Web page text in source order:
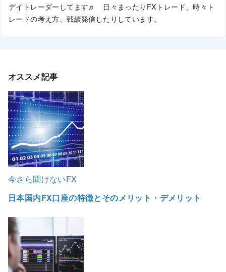
デイトレーダーしてます♬ 日々まったりFXトレード、時々ト
レードの考え方、戦績発信したりしています。
オススメ記事
今さら聞けないFX
日本国内FX口座の特徴とそのメリット・デメリット